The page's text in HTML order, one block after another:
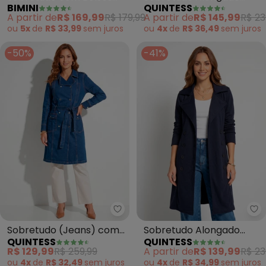
(Cinza)
BIMINI
A partir deR$ 169,99R$ 179,99
ou 5x de R$ 33,99 sem juros
(Verde) com Faixa e
Botões
QUINTESS
A partir deR$ 145,99R$
ou 4x de R$ 36,49 sem juros
-50%
Quintess - Sobretudo (Jeans)
Sobretudo (Jeans) com
Bolsos Frontais e Faixa
QUINTESS
R$ 129,99R$ 259,99
ou 4x de R$ 32,49 sem juros
-41%
Sobretudo Alongado
(Marinho) com Faixa e
Botões
QUINTESS
A partir deR$ 139,99R$
ou 4x de R$ 34,99 sem juros